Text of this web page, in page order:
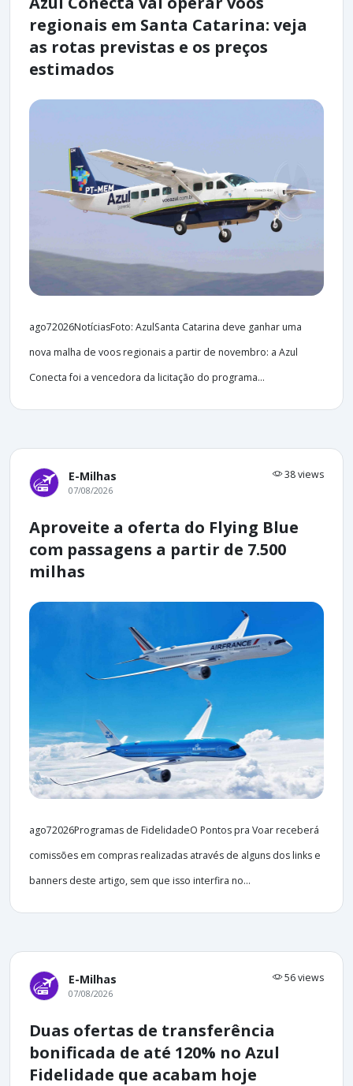
regionais em Santa Catarina: veja
as rotas previstas e os preços
estimados
ago72026NotíciasFoto: AzulSanta Catarina deve ganhar uma
nova malha de voos regionais a partir de novembro: a Azul
Conecta foi a vencedora da licitação do programa...
E-Milhas 38 views
07/08/2026
Aproveite a oferta do Flying Blue
com passagens a partir de 7.500
milhas
ago72026Programas de FidelidadeO Pontos pra Voar receberá
comissões em compras realizadas através de alguns dos links e
banners deste artigo, sem que isso interfira no...
E-Milhas 56 views
07/08/2026
Duas ofertas de transferência
bonificada de até 120% no Azul
Fidelidade que acabam hoje